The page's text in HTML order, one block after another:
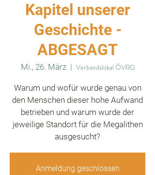
Kapitel unserer
Geschichte -
ABGESAGT
Mi., 26. März
  |
Verbandslokal ÖVRG
Warum und wofür wurde genau von
den Menschen dieser hohe Aufwand
betrieben und warum wurde der
jeweilige Standort für die Megalithen
ausgesucht?
Anmeldung geschlossen